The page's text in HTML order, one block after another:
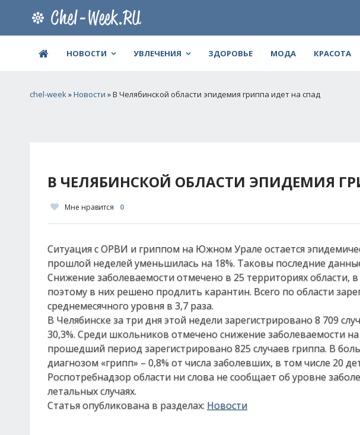
НОВОСТИ УВЛЕЧЕНИЯ ЗДОРОВЬЕ МОДА КРАСОТА
chel-week»Новости » В Челябинской области эпидемия гриппа идет на спад
В ЧЕЛЯБИНСКОЙ ОБЛАСТИ ЭПИДЕМИЯ
Мне нравится 0
Ситуация с ОРВИ и гриппом на Южном Урале остается
прошлой неделей уменьшилась на 18%. Таковы последние
Снижение заболеваемости отмечено в 25 территориях области,
поэтому в них решено продлить карантин. Всего по области
среднемесячного уровня в 3,7 раза.
В Челябинске за три дня этой недели зарегистрировано 8 709
30,3%. Среди школьников отмечено снижение заболеваемости на
прошедший период зарегистрировано 825 случаев гриппа. В
диагнозом «грипп» – 0,8% от числа заболевших, в том числе 20
Роспотребнадзор области ни слова не сообщает об уровне
летальных случаях.
Статья опубликована в разделах: Новости